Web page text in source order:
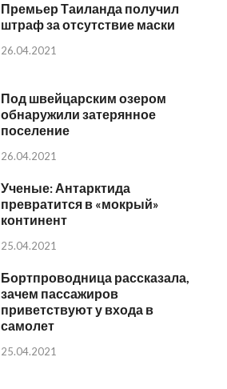
Премьер Таиланда получил
штраф за отсутствие маски
26.04.2021
Под швейцарским озером
обнаружили затерянное
поселение
26.04.2021
Ученые: Антарктида
превратится в «мокрый»
континент
25.04.2021
Бортпроводница рассказала,
зачем пассажиров
приветствуют у входа в
самолет
25.04.2021